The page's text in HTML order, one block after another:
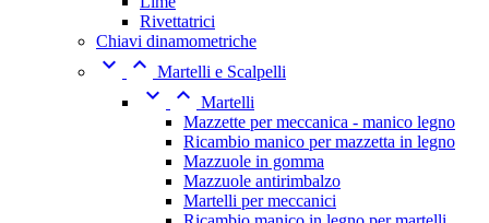
Rivettatrici
Chiavi dinamometriche
  Martelli e Scalpelli
  Martelli
Mazzette per meccanica - manico legno
Ricambio manico per mazzetta in legno
Mazzuole in gomma
Mazzuole antirimbalzo
Martelli per meccanici